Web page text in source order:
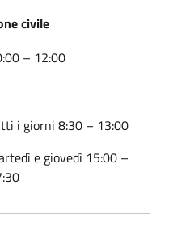
civile
– 12:00
i giorni 8:30 – 13:00
e giovedì 15:00 –